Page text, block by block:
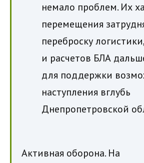
немало проблем. Их
перемещения
переброску
и расчетов БЛА
для поддержки
наступления вглубь
Днепропетровской
Активная оборона. На